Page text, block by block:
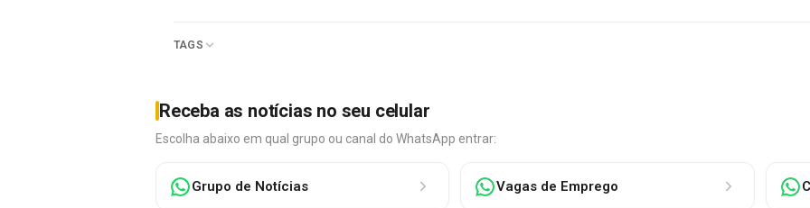
TAGS
Receba as notícias no seu celular
Escolha abaixo em qual grupo ou canal do WhatsApp entrar:
Grupo de Notícias Vagas de Emprego